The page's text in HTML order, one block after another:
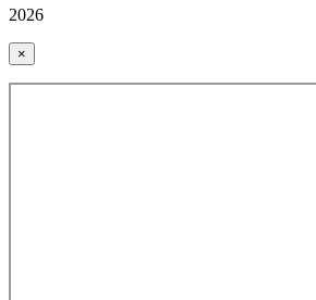
2026
×